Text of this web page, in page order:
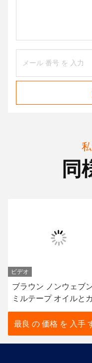
同
ビデオ
ブラウン ノンウェブ
ミルテープ オイルと
の地下パイプラップ
最良 の 価格 を 入手